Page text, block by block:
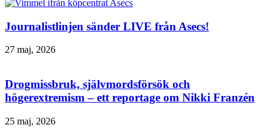
Journalistlinjen sänder LIVE från Asecs!
27 maj, 2026
Drogmissbruk, självmordsförsök och
högerextremism – ett reportage om Nikki Franzén
25 maj, 2026